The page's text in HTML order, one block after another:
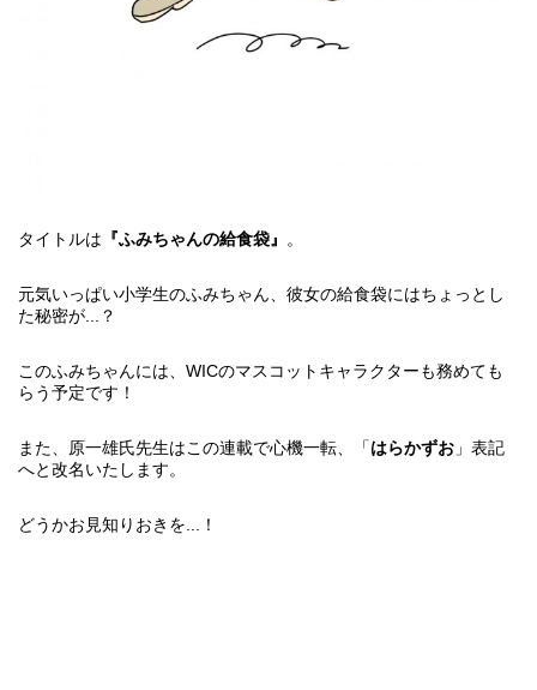
タイトルは 『ふみちゃんの給食袋』 。
元気いっぱい小学生のふみちゃん、彼女の給食袋にはちょっとし
た秘密が...？
このふみちゃんには、WICのマスコットキャラクターも務めても
らう予定です！
また、原一雄氏先生はこの連載で心機一転、「はらかずお 」表記
へと改名いたします。
どうかお見知りおきを...！